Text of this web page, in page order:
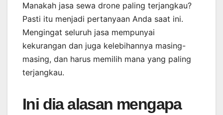
Manakah jasa sewa drone paling terjangkau?
Pasti itu menjadi pertanyaan Anda saat ini.
Mengingat seluruh jasa mempunyai
kekurangan dan juga kelebihannya masing-
masing, dan harus memilih mana yang paling
terjangkau.
Ini dia alasan mengapa